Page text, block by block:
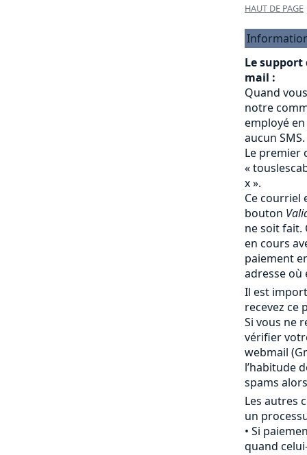
HAUT DE PAGE
Le
mail :
Quand
notre
employé en
aucun SMS.
Le premier
«
x ».
Ce courriel
bouton
ne soit fait.
en cours
paiement
adresse où
Il est
recevez ce
Si vous ne
vérifier
webmail
l’habitude
spams
Les autres
un
Si
quand